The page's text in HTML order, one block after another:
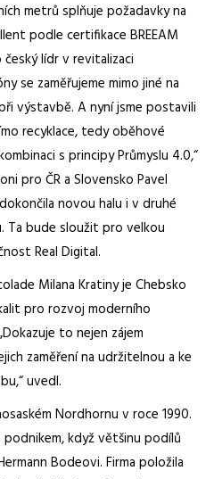
metrů splňuje požadavky na
podle certifikace BREEAM
lídr v revitalizaci
se zaměřujeme mimo jiné na
výstavbě. A nyní jsme postavili
recyklace, tedy oběhové
s principy Průmyslu 4.0,“
pro ČR a Slovensko Pavel
novou halu i v druhé
Ta bude sloužit pro velkou
Real Digital.
Milana Kratiny je Chebsko
pro rozvoj moderního
to nejen zájem
zaměření na udržitelnou a ke
uvedl.
Nordhornu v roce 1990.
když většinu podílů
Bodeovi. Firma položila